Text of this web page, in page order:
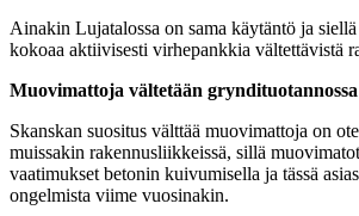
Ainakin Lujatalossa on sama käytäntö ja
kokoaa aktiivisesti virhepankkia vältettävistä
Muovimattoja vältetään gryndituotannossa
Skanskan suositus välttää muovimattoja on
muissakin rakennusliikkeissä, sillä
vaatimukset betonin kuivumisella ja tässä
ongelmista viime vuosinakin.